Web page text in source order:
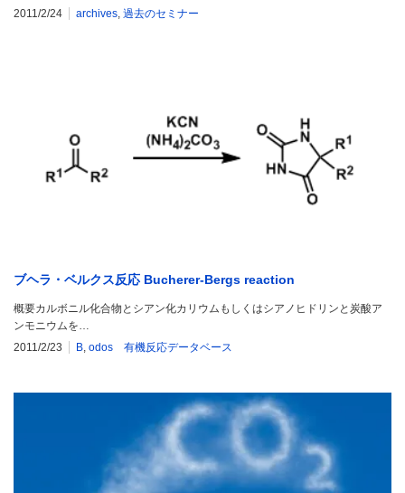
2011/2/24
archives, 過去のセミナー
ブヘラ・ベルクス反応 Bucherer-Bergs reaction
概要カルボニル化合物とシアン化カリウムもしくはシアノヒドリンと炭酸ア
ンモニウムを…
2011/2/23
B odos 有機反応データベース